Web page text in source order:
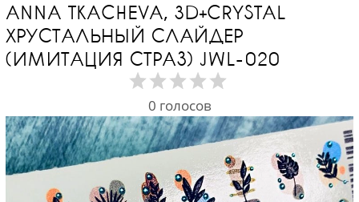
ANNA TKACHEVA, 3D+CRYSTAL
ХРУСТАЛЬНЫЙ СЛАЙДЕР
(ИМИТАЦИЯ СТРАЗ) JWL-020
0 голосов